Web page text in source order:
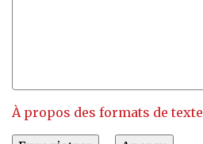
À propos des formats de texte